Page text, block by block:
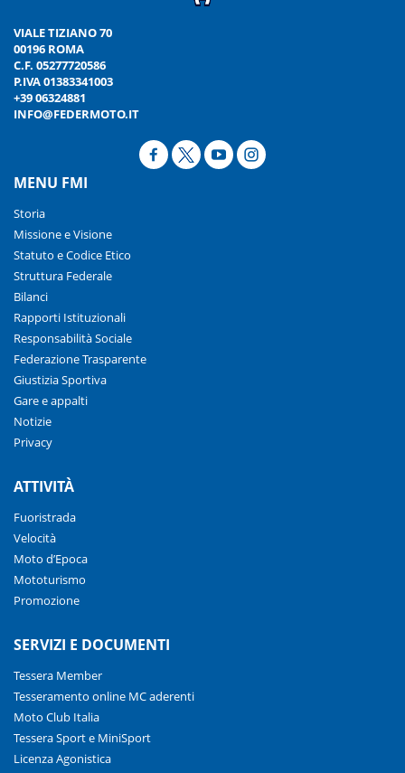
VIALE TIZIANO 70
00196 ROMA
C.F. 05277720586
P.IVA 01383341003
+39 06324881
INFO@FEDERMOTO.IT
MENU FMI
Storia
Missione e Visione
Statuto e Codice Etico
Struttura Federale
Bilanci
Rapporti Istituzionali
Responsabilità Sociale
Federazione Trasparente
Giustizia Sportiva
Gare e appalti
Notizie
Privacy
ATTIVITÀ
Fuoristrada
Velocità
Moto d’Epoca
Mototurismo
Promozione
SERVIZI E DOCUMENTI
Tessera Member
Tesseramento online MC aderenti
Moto Club Italia
Tessera Sport e MiniSport
Licenza Agonistica